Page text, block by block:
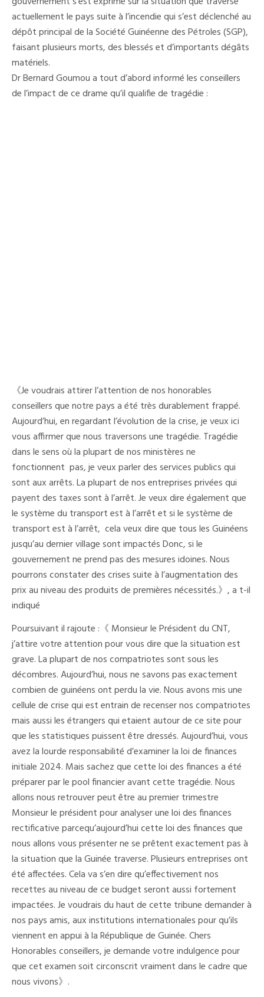
Ici
Vous
Affirmer
Que
Nous
Traversons
Tragédie.
actuellement le pays suite à l’incendie qui s’est déclenché au
dépôt principal de la Société Guinéenne des Pétroles (SGP),
faisant plusieurs morts, des blessés et d’importants dégâts
matériels.
Dr Bernard Goumou a tout d’abord informé les conseillers
de l’impact de ce drame qu’il qualifie de tragédie :
《Je voudrais attirer l’attention de nos honorables
conseillers que notre pays a été très durablement frappé.
Aujourd’hui, en regardant l’évolution de la crise, je veux ici
vous affirmer que nous traversons une tragédie. Tragédie
dans le sens où la plupart de nos ministères ne
fonctionnent pas, je veux parler des services publics qui
sont aux arrêts. La plupart de nos entreprises privées qui
payent des taxes sont à l’arrêt. Je veux dire également que
le système du transport est à l’arrêt et si le système de
transport est à l’arrêt, cela veux dire que tous les Guinéens
jusqu’au dernier village sont impactés Donc, si le
gouvernement ne prend pas des mesures idoines. Nous
pourrons constater des crises suite à l’augmentation des
prix au niveau des produits de premières nécessités.》, a t-il
indiqué
Poursuivant il rajoute :《 Monsieur le Président du CNT,
j’attire votre attention pour vous dire que la situation est
grave. La plupart de nos compatriotes sont sous les
décombres. Aujourd’hui, nous ne savons pas exactement
combien de guinéens ont perdu la vie. Nous avons mis une
cellule de crise qui est entrain de recenser nos compatriotes
mais aussi les étrangers qui etaient autour de ce site pour
que les statistiques puissent être dressés. Aujourd’hui, vous
avez la lourde responsabilité d’examiner la loi de finances
initiale 2024. Mais sachez que cette loi des finances a été
préparer par le pool financier avant cette tragédie. Nous
allons nous retrouver peut être au premier trimestre
Monsieur le président pour analyser une loi des finances
rectificative parcequ’aujourd’hui cette loi des finances que
nous allons vous présenter ne se prêtent exactement pas à
la situation que la Guinée traverse. Plusieurs entreprises ont
été affectées. Cela va s’en dire qu’effectivement nos
recettes au niveau de ce budget seront aussi fortement
impactées. Je voudrais du haut de cette tribune demander à
nos pays amis, aux institutions internationales pour qu’ils
viennent en appui à la République de Guinée. Chers
Honorables conseillers, je demande votre indulgence pour
que cet examen soit circonscrit vraiment dans le cadre que
nous vivons》.